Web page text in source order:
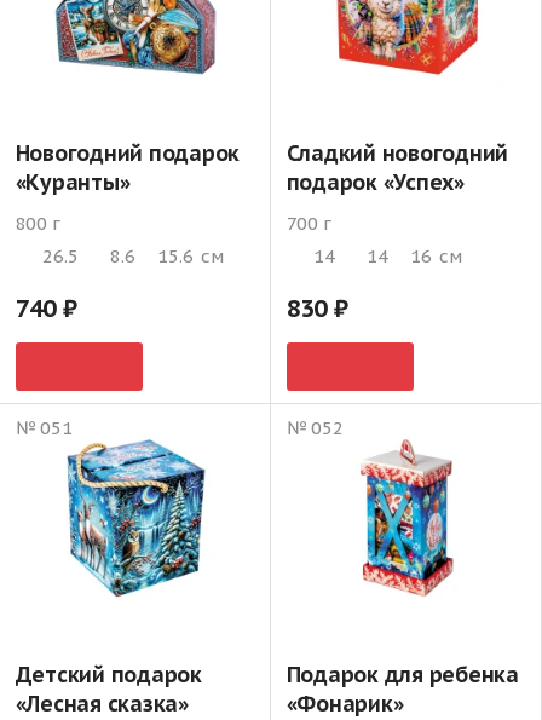
Новогодний подарок
«Куранты»
800 г
26.5
8.6 15.6 см
740
Сладкий новогодний
подарок «Успех»
700 г
14
14 16 см
830
№ 051
Детский подарок
«Лесная сказка»
№ 052
Подарок для ребенка
«Фонарик»